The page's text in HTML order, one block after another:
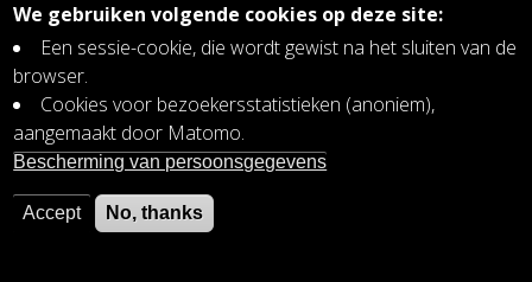
Figure
4
caption
(legend)
e avond in het Planetarium van Brussel was
speciaal bedoeld voor onze toekomstige collega's.
Onze wetenschappers leidden verrijkende en
inspirerende discussies en hielpen zo de volgende
generatie onderzoekers op te leiden. Afbeeldingen:
BIRA.
We gebruiken volgende cookies op deze site:
Een sessie-cookie, die wordt gewist na het sluiten van de
browser.
Cookies voor bezoekersstatistieken (anoniem),
aangemaakt door Matomo.
Bescherming van persoonsgegevens
Accept No, thanks